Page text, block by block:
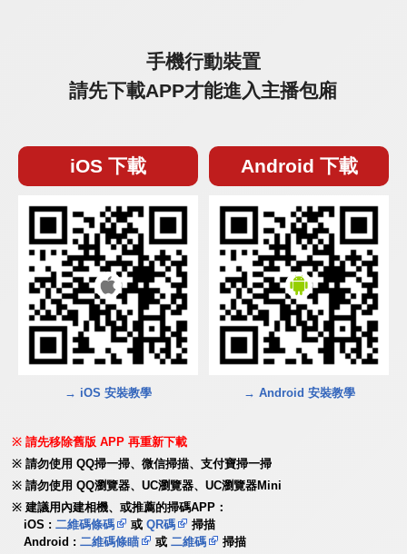
手機行動裝置
請先下載APP才能進入主播包廂
iOS 下載
→ iOS 安裝教學
Android 下載
→ Android 安裝教學
請先移除舊版 APP 再重新下載
請勿使用 QQ掃一掃、微信掃描、支付寶掃一掃
請勿使用 QQ瀏覽器、UC瀏覽器、UC瀏覽器Mini
建議用內建相機、或推薦的掃碼APP：
iOS :二維碼條碼 或QR碼
掃描
Android :二維碼條瞄 或二維碼
掃描